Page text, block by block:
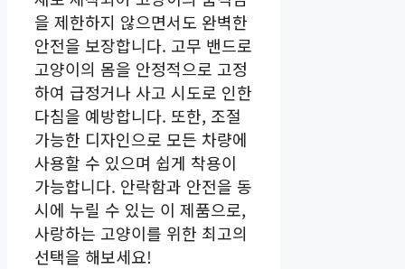
을 제한하지 않으면서도 완벽한
안전을 보장합니다. 고무 밴드로
고양이의 몸을 안정적으로 고정
하여 급정거나 사고 시도로 인한
다침을 예방합니다. 또한, 조절
가능한 디자인으로 모든 차량에
사용할 수 있으며 쉽게 착용이
가능합니다. 안락함과 안전을 동
시에 누릴 수 있는 이 제품으로,
사랑하는 고양이를 위한 최고의
선택을 해보세요!